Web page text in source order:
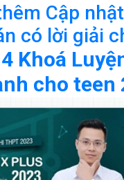
Cập
có lời giải
Khoá
cho teen